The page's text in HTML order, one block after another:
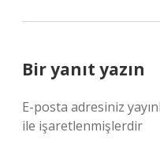
Bir yanıt yazın
E-posta adresiniz
ile işaretlenmişlerdir